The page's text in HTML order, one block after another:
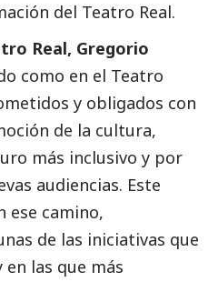
del Teatro Real.
Real, Gregorio
como en el Teatro
y obligados con
de la cultura,
más inclusivo y por
audiencias. Este
ese camino,
de las iniciativas que
las que más